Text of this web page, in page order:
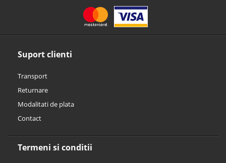
Suport clienti
Transport
Returnare
Modalitati de plata
Contact
Termeni si conditii